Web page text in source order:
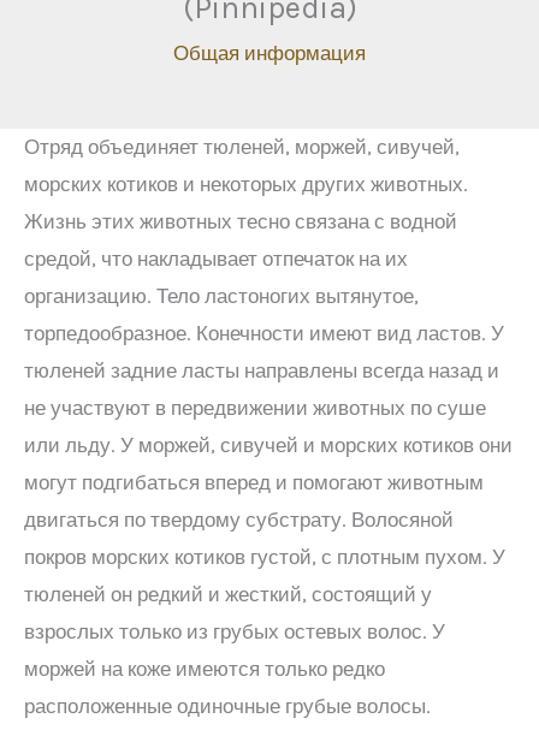
(Pinnipedia)
Общая информация
Отряд объединяет тюленей, моржей, сивучей,
морских котиков и некоторых других животных.
Жизнь этих животных тесно связана с водной
средой, что накладывает отпечаток на их
организацию. Тело ластоногих вытянутое,
торпедообразное. Конечности имеют вид ластов. У
тюленей задние ласты направлены всегда назад и
не участвуют в передвижении животных по суше
или льду. У моржей, сивучей и морских котиков они
могут подгибаться вперед и помогают животным
двигаться по твердому субстрату. Волосяной
покров морских котиков густой, с плотным пухом. У
тюленей он редкий и жесткий, состоящий у
взрослых только из грубых остевых волос. У
моржей на коже имеются только редко
расположенные одиночные грубые волосы.